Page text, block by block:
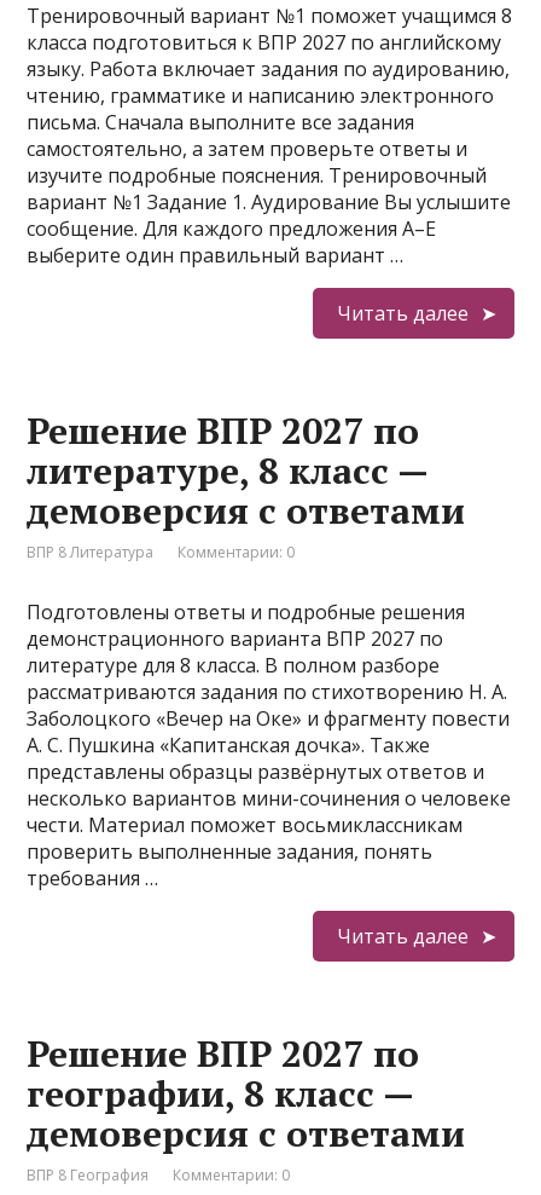
Тренировочный вариант №1 поможет учащимся 8
класса подготовиться к ВПР 2027 по английскому
языку. Работа включает задания по аудированию,
чтению, грамматике и написанию электронного
письма. Сначала выполните все задания
самостоятельно, а затем проверьте ответы и
изучите подробные пояснения. Тренировочный
вариант №1 Задание 1. Аудирование Вы услышите
сообщение. Для каждого предложения A–E
выберите один правильный вариант …
Читать далее
Решение ВПР 2027 по
литературе, 8 класс —
демоверсия с ответами
ВПР 8 Литература Комментарии: 0
Подготовлены ответы и подробные решения
демонстрационного варианта ВПР 2027 по
литературе для 8 класса. В полном разборе
рассматриваются задания по стихотворению Н. А.
Заболоцкого «Вечер на Оке» и фрагменту повести
А. С. Пушкина «Капитанская дочка». Также
представлены образцы развёрнутых ответов и
несколько вариантов мини-сочинения о человеке
чести. Материал поможет восьмиклассникам
проверить выполненные задания, понять
требования …
Читать далее
Решение ВПР 2027 по
географии, 8 класс —
демоверсия с ответами
ВПР 8 География Комментарии: 0